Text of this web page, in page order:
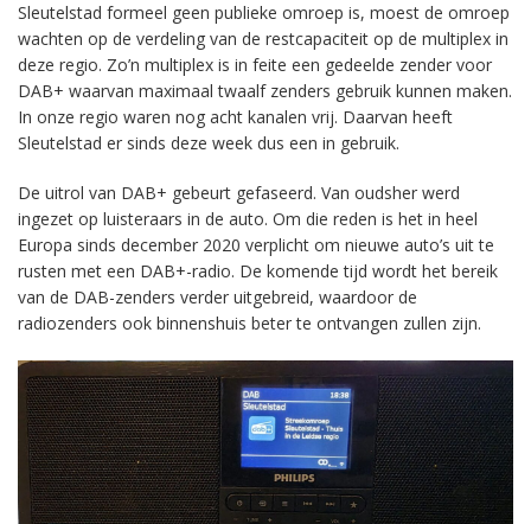
Sleutelstad formeel geen publieke omroep is, moest de omroep
wachten op de verdeling van de restcapaciteit op de multiplex in
deze regio. Zo’n multiplex is in feite een gedeelde zender voor
DAB+ waarvan maximaal twaalf zenders gebruik kunnen maken.
In onze regio waren nog acht kanalen vrij. Daarvan heeft
Sleutelstad er sinds deze week dus een in gebruik.
De uitrol van DAB+ gebeurt gefaseerd. Van oudsher werd
ingezet op luisteraars in de auto. Om die reden is het in heel
Europa sinds december 2020 verplicht om nieuwe auto’s uit te
rusten met een DAB+-radio. De komende tijd wordt het bereik
van de DAB-zenders verder uitgebreid, waardoor de
radiozenders ook binnenshuis beter te ontvangen zullen zijn.